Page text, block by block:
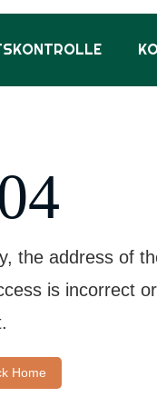
the address of
is incorrect
Home